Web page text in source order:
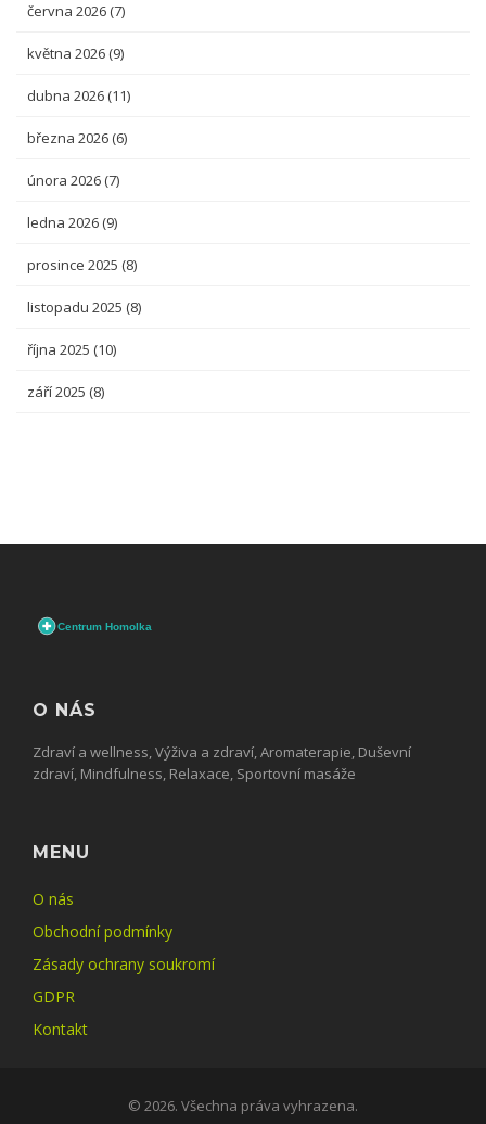
června 2026 (7)
května 2026 (9)
dubna 2026 (11)
března 2026 (6)
února 2026 (7)
ledna 2026 (9)
prosince 2025 (8)
listopadu 2025 (8)
října 2025 (10)
září 2025 (8)
O NÁS
Zdraví a wellness, Výživa a zdraví, Aromaterapie, Duševní
zdraví, Mindfulness, Relaxace, Sportovní masáže
MENU
O nás
Obchodní podmínky
Zásady ochrany soukromí
GDPR
Kontakt
© 2026. Všechna práva vyhrazena.